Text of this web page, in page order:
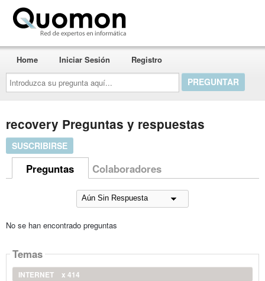
Introduzca
su
pregunta
aquí...
Home Iniciar Sesión Registro
recovery Preguntas y respuestas
SUSCRIBIRSE
Preguntas Colaboradores
No se han encontrado preguntas
Temas
INTERNET
x 414